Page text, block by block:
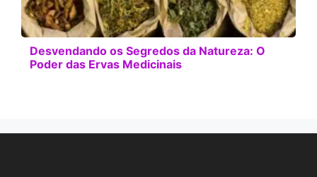
Desvendando os Segredos da Natureza: O
Poder das Ervas Medicinais